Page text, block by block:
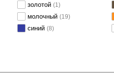
золотой(1)
молочный(19)
синий(8)